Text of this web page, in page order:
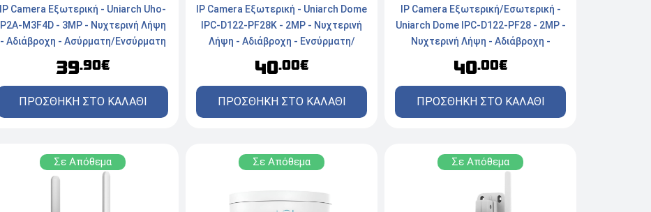
IP Camera Εξωτερική - Uniarch Uho-
P2A-M3F4D - 3MP - Νυχτερινή Λήψη
- Αδιάβροχη - Ασύρματη/Ενσύρματη
39.90€
ΠΡΟΣΘΗΚΗ ΣΤΟ ΚΑΛΑΘΙ
IP Camera Εξωτερική - Uniarch Dome
IPC-D122-PF28K - 2MP - Νυχτερινή
Λήψη - Αδιάβροχη - Ενσύρματη/
40.00€
ΠΡΟΣΘΗΚΗ ΣΤΟ ΚΑΛΑΘΙ
IP Camera Εξωτερική/Εσωτερική -
Uniarch Dome IPC-D122-PF28 - 2MP -
Νυχτερινή Λήψη - Αδιάβροχη -
40.00€
ΠΡΟΣΘΗΚΗ ΣΤΟ ΚΑΛΑΘΙ
Σε Απόθεμα Σε Απόθεμα Σε Απόθεμα